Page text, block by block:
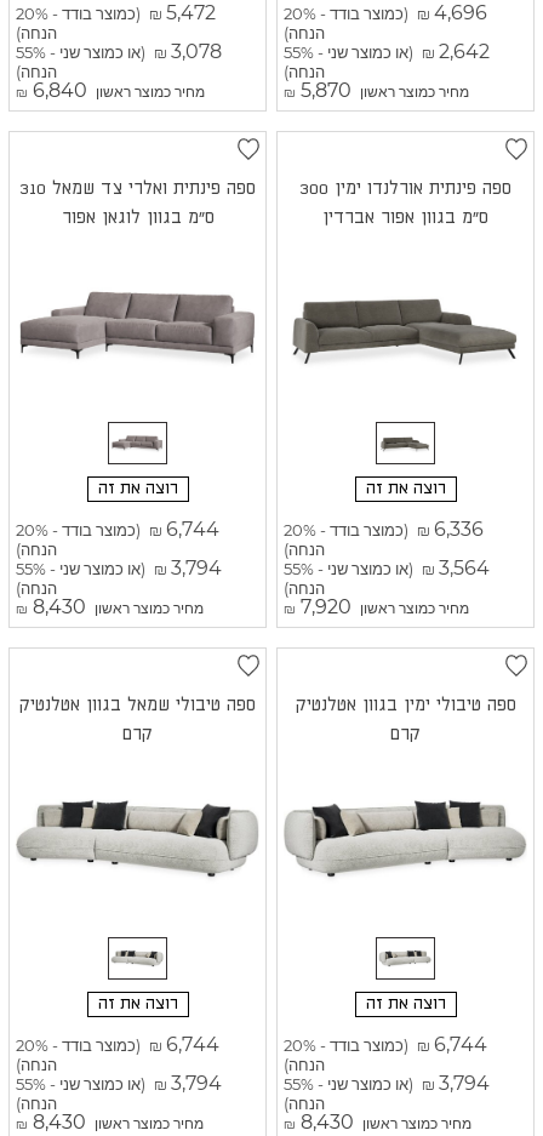
₪ 4,696
(כמוצר בודד - 20%
הנחה)
₪ 2,642
(או כמוצר שני - 55%
הנחה)
מחיר כמוצר ראשון ₪ 5,870
₪ 5,472
(כמוצר בודד - 20%
הנחה)
₪ 3,078
(או כמוצר שני - 55%
הנחה)
מחיר כמוצר ראשון ₪ 6,840
ספה פינתית אורלנדו ימין 300
ס"מ בגוון אפור אברדין
רוצה את זה
₪ 6,336
(כמוצר בודד - 20%
הנחה)
₪ 3,564
(או כמוצר שני - 55%
הנחה)
מחיר כמוצר ראשון ₪ 7,920
ספה פינתית ואלרי צד שמאל 310
ס"מ בגוון לוגאן אפור
רוצה את זה
₪ 6,744
(כמוצר בודד - 20%
הנחה)
₪ 3,794
(או כמוצר שני - 55%
הנחה)
מחיר כמוצר ראשון ₪ 8,430
ספה טיבולי ימין בגוון אטלנטיק
קרם
רוצה את זה
₪ 6,744
(כמוצר בודד - 20%
הנחה)
₪ 3,794
(או כמוצר שני - 55%
הנחה)
מחיר כמוצר ראשון ₪ 8,430
ספה טיבולי שמאל בגוון אטלנטיק
קרם
רוצה את זה
₪ 6,744
(כמוצר בודד - 20%
הנחה)
₪ 3,794
(או כמוצר שני - 55%
הנחה)
מחיר כמוצר ראשון ₪ 8,430